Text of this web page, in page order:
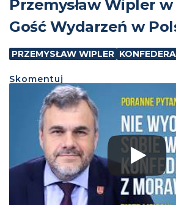
Przemysław Wipler
Gość Wydarzeń w
PRZEMYSŁAW WIPLER
Skomentuj